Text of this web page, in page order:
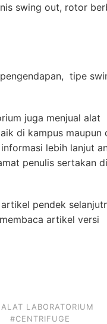
swing out, rotor
tipe
juga menjual alat
di kampus maupun
lebih lanjut
penulis sertakan di
pendek
artikel versi
LABORATORIUM
#CENTRIFUGE